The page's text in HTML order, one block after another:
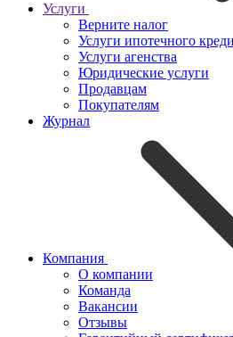
Услуги
Верните налог
Услуги ипотечного
Услуги агенства
Юридические услуги
Продавцам
Покупателям
Журнал
Компания
О компании
Команда
Вакансии
Отзывы